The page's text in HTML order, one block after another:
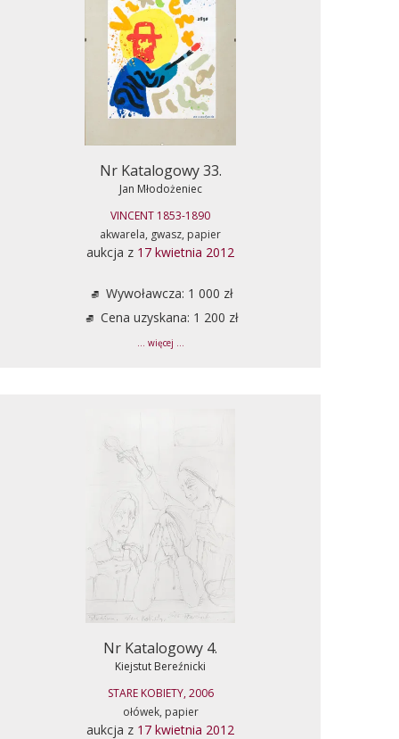
Nr Katalogowy 33.
Jan Młodożeniec
VINCENT 1853-1890
akwarela, gwasz, papier
aukcja z 17 kwietnia 2012
Wywoławcza: 1 000 zł
Cena uzyskana: 1 200 zł
... więcej ...
Nr Katalogowy 4.
Kiejstut Bereźnicki
STARE KOBIETY, 2006
ołówek, papier
aukcja z 17 kwietnia 2012